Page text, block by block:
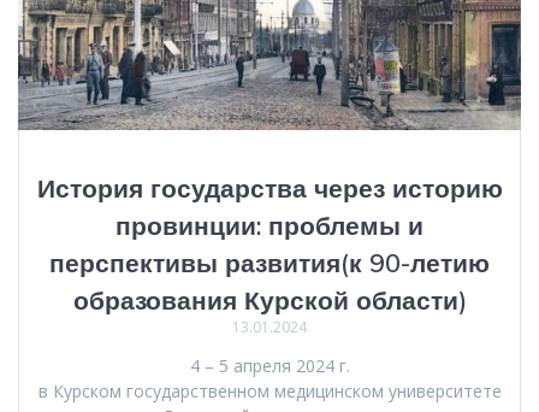
История государства через историю
провинции: проблемы и
перспективы развития(к 90-летию
образования Курской области)
13.01.2024
4 – 5 апреля 2024 г.
в Курском государственном медицинском университете